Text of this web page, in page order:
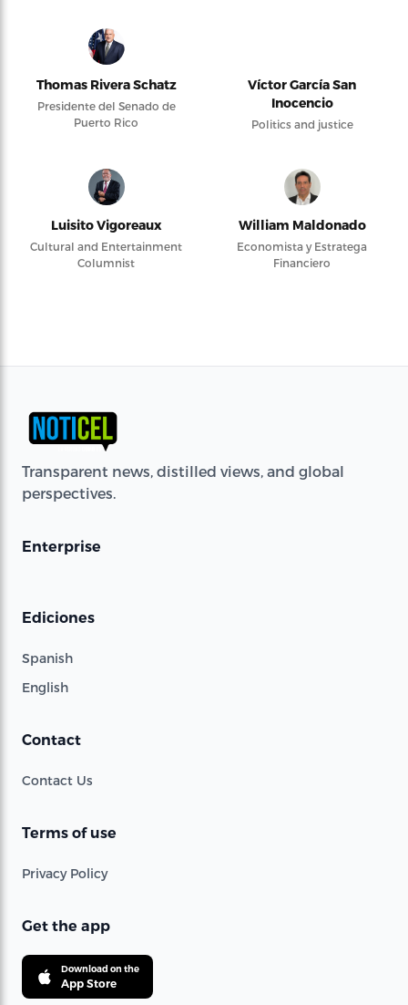
Thomas Rivera Schatz
Presidente del Senado de
Puerto Rico
Víctor García San
Inocencio
Politics and justice
Luisito Vigoreaux
Cultural and Entertainment
Columnist
William Maldonado
Economista y Estratega
Financiero
Transparent news, distilled views, and global
perspectives.
Enterprise
Ediciones
Spanish
English
Contact
Contact Us
Terms of use
Privacy Policy
Get the app
Download on the
App Store